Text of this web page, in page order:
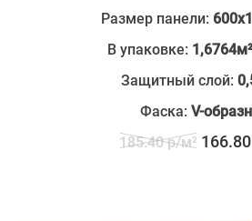
Размер панели:
В упаковке:
Защитный слой:
Фаска: V-
185.40 р/м²